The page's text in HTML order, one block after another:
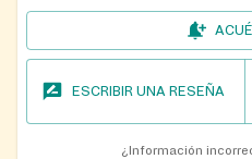
ESCRIBIR UNA RESEÑA
¿Información